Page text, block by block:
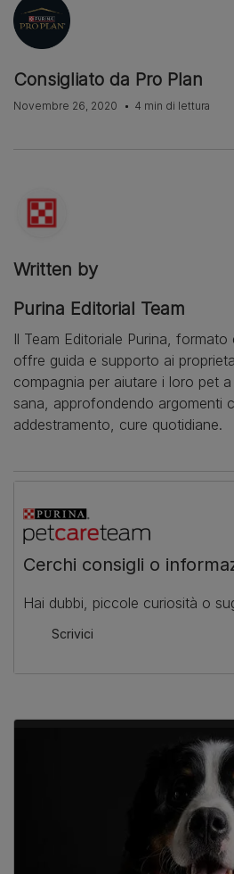
Consigliato da Pro Plan
Novembre 26, 2020 4 min di lettura
Written by
Purina Editorial Team
Il Team Editoriale Purina,
offre guida e supporto ai
compagnia per aiutare i loro pet
sana, approfondendo argomenti
addestramento, cure quotidiane.
Cerchi consigli o
Hai dubbi, piccole curiosità o
Scrivici